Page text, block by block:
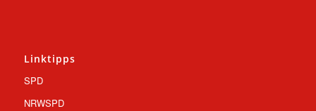
Linktipps
SPD
NRWSPD